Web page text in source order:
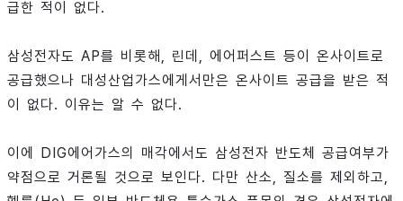
급한 적이 없다.
삼성전자도 AP를 비롯해, 린데, 에어퍼스트 등이 온사이트로
공급했으나 대성산업가스에게서만은 온사이트 공급을 받은 적
이 없다. 이유는 알 수 없다.
이에 DIG에어가스의 매각에서도 삼성전자 반도체 공급여부가
약점으로 거론될 것으로 보인다. 다만 산소, 질소를 제외하고,